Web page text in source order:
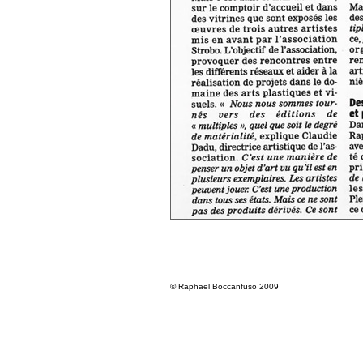
© Raphaël Boccanfuso 2009